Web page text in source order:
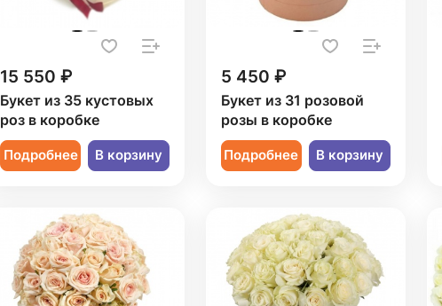
15 550 ₽
Букет из 35 кустовых
роз в коробке
Подробнее В корзину
5 450 ₽
Букет из 31 розовой
розы в коробке
Подробнее В корзину